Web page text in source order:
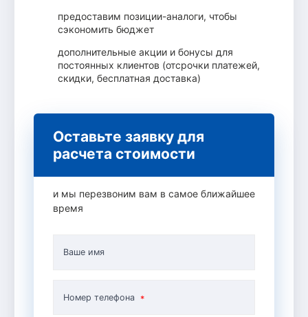
предоставим позиции-аналоги, чтобы
сэкономить бюджет
дополнительные акции и бонусы для
постоянных клиентов (отсрочки платежей,
скидки, бесплатная доставка)
Оставьте заявку для
расчета стоимости
и мы перезвоним вам в самое ближайшее
время
Ваше имя
Номер телефона